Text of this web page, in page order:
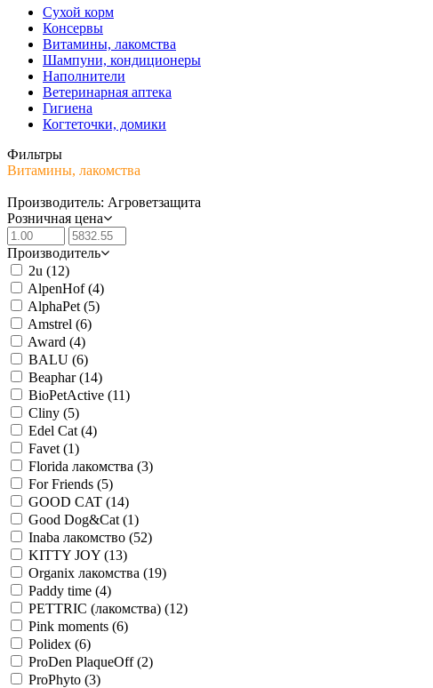
Сухой корм
Консервы
Витамины, лакомства
Шампуни, кондиционеры
Наполнители
Ветеринарная аптека
Гигиена
Когтеточки, домики
Фильтры
Витамины, лакомства
Производитель: Агроветзащита
Розничная цена
Производитель
2u (12)
AlpenHof(4)
AlphaPet (5)
Amstrel (6)
Award (4)
BALU (6)
Beaphar(14)
BioPetActive (11)
Cliny (5)
Edel Cat (4)
Favet (1)
Florida лакомства (3)
For Friends (5)
GOOD CAT (14)
Good Dog&Cat (1)
Inaba лакомство (52)
KITTY JOY (13)
Organix лакомства (19)
Paddy time (4)
PETTRIC (лакомства) (12)
Pink moments (6)
Polidex (6)
ProDen PlaqueOff(2)
ProPhyto (3)